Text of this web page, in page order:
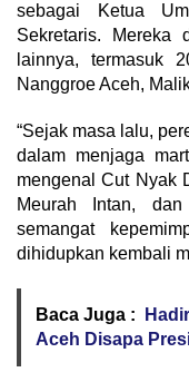
sebagai Ketua
Sekretaris. Mereka
lainnya, termasuk
Nanggroe Aceh,
“Sejak masa lalu,
dalam menjaga
mengenal Cut Nyak
Meurah Intan,
semangat
dihidupkan kembali
Baca Juga :
Aceh Disapa